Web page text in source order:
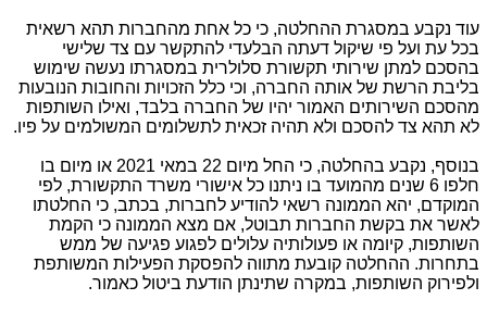
עוד נקבע במסגרת ההחלטה, כי כל אחת מהחברות תהא רשאית
בכל עת ועל פי שיקול דעתה הבלעדי להתקשר עם צד שלישי
בהסכם למתן שירותי תקשורת סלולרית במסגרתו נעשה שימוש
בליבת הרשת של אותה החברה, וכי כלל הזכויות והחובות הנובעות
מהסכם השירותים האמור יהיו של החברה בלבד, ואילו השותפות
לא תהא צד להסכם ולא תהיה זכאית לתשלומים המשולמים על פיו.
בנוסף, נקבע בהחלטה, כי החל מיום 22 במאי 2021 או מיום בו
חלפו 6 שנים מהמועד בו ניתנו כל אישורי משרד התקשורת, לפי
המוקדם, יהא הממונה רשאי להודיע לחברות, בכתב, כי החלטתו
לאשר את בקשת החברות תבוטל, אם מצא הממונה כי הקמת
השותפות, קיומה או פעולותיה עלולים לפגוע פגיעה של ממש
בתחרות. ההחלטה קובעת מתווה להפסקת הפעילות המשותפת
ולפירוק השותפות, במקרה שתינתן הודעת ביטול כאמור.